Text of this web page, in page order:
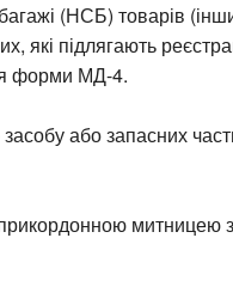
(НСБ) товарів
які підлягають
форми МД-4.
або запасних
митницею